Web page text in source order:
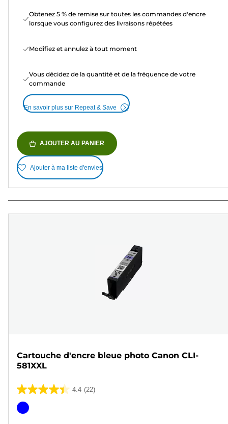
Obtenez 5 % de remise sur toutes les commandes d'encre
lorsque vous configurez des livraisons répétées
Modifiez et annulez à tout moment
Vous décidez de la quantité et de la fréquence de votre
commande
En savoir plus sur Repeat & Save
AJOUTER AU PANIER
Ajouter à ma liste d'envies
Cartouche d'encre bleue photo Canon CLI-
581XXL
4.4 (22)
4.4
sur
Cartouche